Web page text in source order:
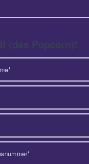
(das Popcorn)!